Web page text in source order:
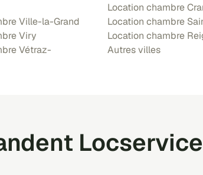
Ville-la-Grand
Viry
Vétraz-
Location chambre
Location chambre
Location chambre
Autres villes
Locservice